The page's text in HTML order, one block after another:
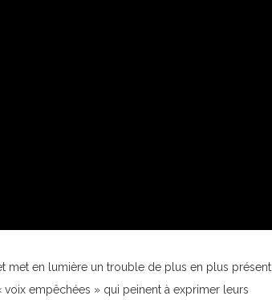
met en lumière un trouble de plus en plus présent
empêchées » qui peinent à exprimer leurs